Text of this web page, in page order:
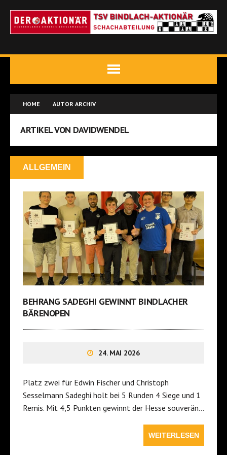
HOME AUTOR ARCHIV
ARTIKEL VON DAVIDWENDEL
ALLGEMEIN
BEHRANG SADEGHI GEWINNT BINDLACHER
BÄRENOPEN
24. MAI 2026
Platz zwei für Edwin Fischer und Christoph
Sesselmann Sadeghi holt bei 5 Runden 4 Siege und 1
Remis. Mit 4,5 Punkten gewinnt der Hesse souverän…
WEITERLESEN